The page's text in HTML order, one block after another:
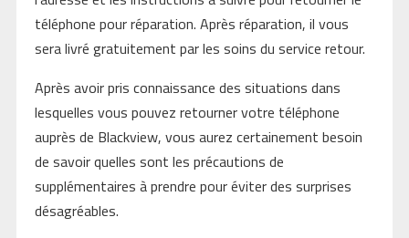
téléphone pour réparation. Après réparation, il vous
sera livré gratuitement par les soins du service retour.
Après avoir pris connaissance des situations dans
lesquelles vous pouvez retourner votre téléphone
auprès de Blackview, vous aurez certainement besoin
de savoir quelles sont les précautions de
supplémentaires à prendre pour éviter des surprises
désagréables.